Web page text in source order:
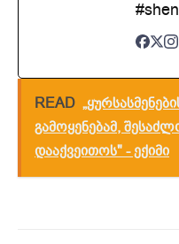
READ
გამოყენებამ,
დააქვეითოს" - ექიმი